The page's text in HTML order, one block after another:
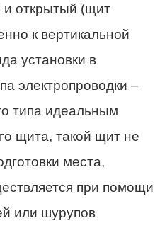
и открытый (щит
к вертикальной
установки в
электропроводки –
типа идеальным
щита, такой щит не
места,
при помощи
или шурупов